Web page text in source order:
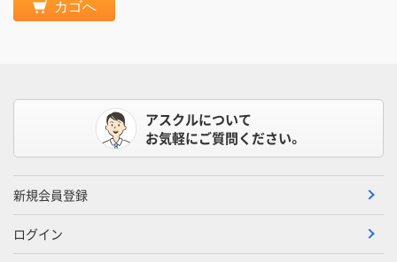
カゴへ
アスクルについて
お気軽にご質問ください。
新規会員登録
ログイン